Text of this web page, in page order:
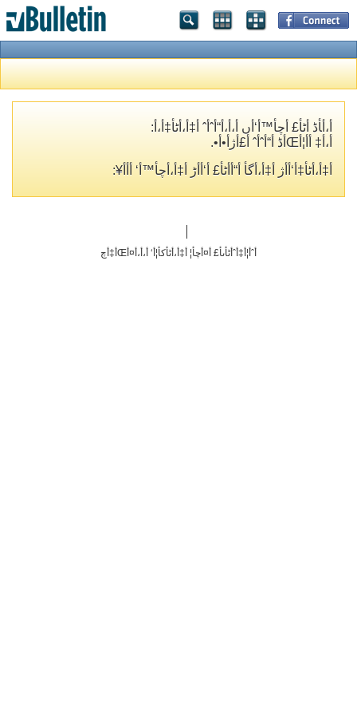
أ،أ‍أڈ أٹأ£ أچأ™أ‘أں أ،أ،أ“أˆأˆ أ‡أ،أٹأ‡أ،أ­:
أ،أ‡ أ­أ¦أŒأڈ أ“أˆأˆ أ£أژأ•أ•.
أ‡أ،أٹأ‡أ‘أ­أژ أ‡أ،أگأ­ أ“أ­أٹأ£ أ‘أ‌أڑ أ‡أ،أچأ™أ‘ أ‌أ­أ¥:
أˆأ¦أ‡أˆأٹأںأ£ أ¤أچأ¦ أ‡أ،أٹأکأ¦أ‘ أ،أ،أ¤أŒأ‡أچ